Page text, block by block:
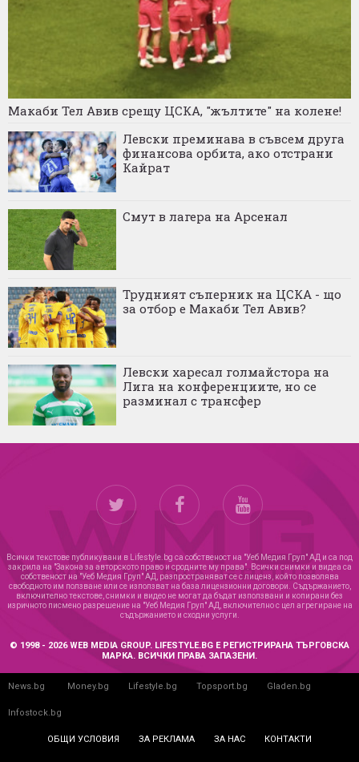
Макаби Тел Авив срещу ЦСКА, "жълтите" на колене!
Левски преминава в съвсем друга
финансова орбита, ако отстрани
Кайрат
Смут в лагера на Арсенал
Трудният съперник на ЦСКА - що
за отбор е Макаби Тел Авив?
Левски харесал голмайстора на
Лига на конференциите, но се
разминал с трансфер
Всички текстове публикувани в Lifestyle.bg са собственост на "Уеб Медия Груп" АД и са под
закрила на "Закона за авторското право и сродните му права". Всички снимки и видеа са
собственост на "Уеб Медия Груп" АД, разпространяват се с лиценз, който позволява
свободното им ползване или се използват на база лицензионни договори. Съдържанието,
включително текстове, снимки и видео не могат да бъдат използвани и копирани без
изричното писмено разрешение на "Уеб Медия Груп" АД, включително с цел агрегиране на
съдържанието и сходни услуги.
© 1998 - 2026 WEB MEDIA GROUP. LIFESTYLE.BG Е РЕГИСТРИРАНА ТЪРГОВСКА
МАРКА. ВСИЧКИ ПРАВА ЗАПАЗЕНИ.
News.bg Money.bg Lifestyle.bg Topsport.bg Gladen.bg
Infostock.bg
ОБЩИ УСЛОВИЯ ЗА РЕКЛАМА ЗА НАС КОНТАКТИ